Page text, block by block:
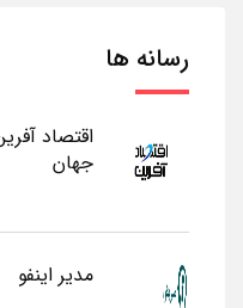
رسانه ها
اقتصاد
جهان
مدیر اینفو